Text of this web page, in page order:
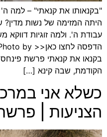
"בקנאותו את קנאתי" – למה
היתה המזימה של נשות מדין?
עבודת ה'. ולמה זוגיות
בקנאו את קנאתי פרשת
הקודמת, שבה קינא […]
כשלא אני
הצניעות |